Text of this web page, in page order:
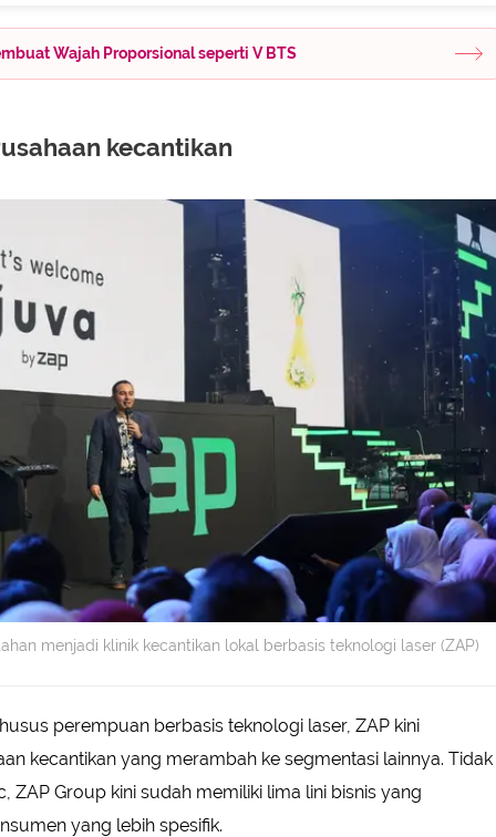
Wajah Proporsional seperti V BTS
kecantikan
menjadi klinik kecantikan lokal berbasis teknologi laser (ZAP)
perempuan berbasis teknologi laser, ZAP kini
kecantikan yang merambah ke segmentasi lainnya. Tidak
ZAP Group kini sudah memiliki lima lini bisnis yang
yang lebih spesifik.